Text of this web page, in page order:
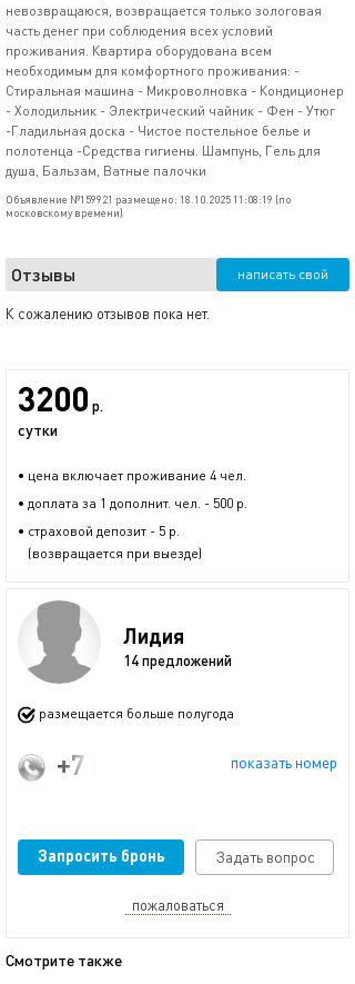
невозвращаюся, возвращается только зологовая
часть денег при соблюдения всех условий
проживания. Квартира оборудована всем
необходимым для комфортного проживания: -
Стиральная машина - Микроволновка - Кондиционер
- Холодильник - Электрический чайник - Фен - Утюг
-Гладильная доска - Чистое постельное белье и
полотенца -Средства гигиены. Шампунь, Гель для
душа, Бальзам, Ватные палочки
Объявление №159921 размещено: 18.10.2025 11:08:19 (по
московскому времени)
Отзывы написать свой
К сожалению отзывов пока нет.
3200 р.
сутки
• цена включает проживание 4 чел.
• доплата за 1 дополнит. чел. - 500 р.
• страховой депозит - 5 р.
(возвращается при выезде)
Лидия
14 предложений
размещается больше полугода
показать номер
+7 (996) 121-28-55
Запросить бронь Задать вопрос
пожаловаться
Смотрите также